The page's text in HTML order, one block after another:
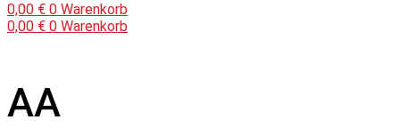
0,00 € 0 Warenkorb
0,00 € 0 Warenkorb
AA